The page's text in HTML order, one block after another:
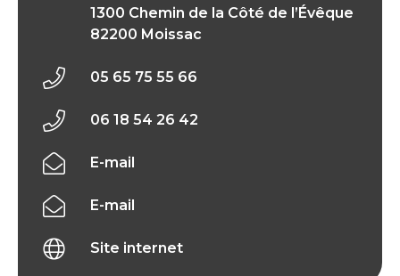
1300 Chemin de la Côté de l’Évêque
82200 Moissac
05 65 75 55 66
06 18 54 26 42
E-mail
E-mail
Site internet